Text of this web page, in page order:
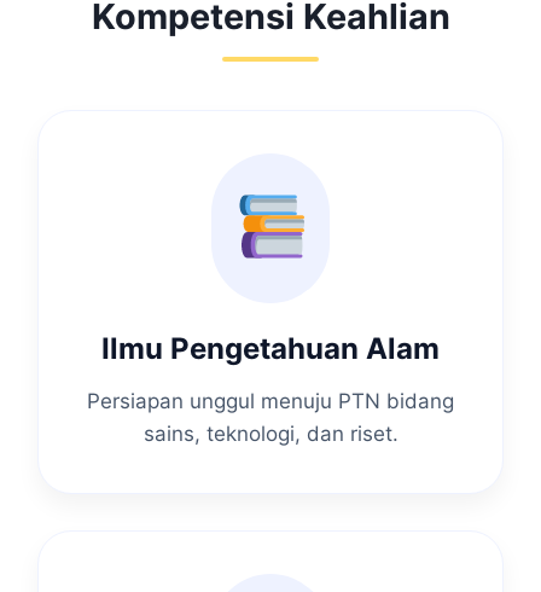
Kompetensi Keahlian
Ilmu Pengetahuan Alam
Persiapan unggul menuju PTN bidang
sains, teknologi, dan riset.